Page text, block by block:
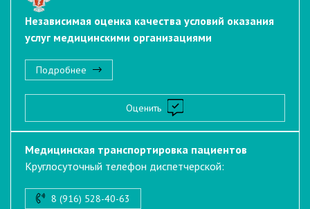
Независимая оценка качества условий оказания
услуг медицинскими организациями
Подробнее
Оценить
Медицинская транспортировка пациентов
Круглосуточный телефон диспетчерской:
8 (916) 528-40-63